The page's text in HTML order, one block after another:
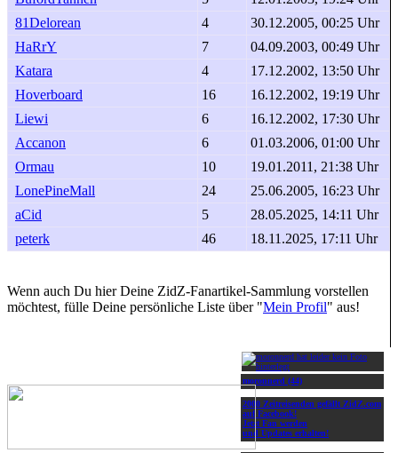
81Delorean
4
30.12.2005, 00:25 Uhr
HaRrY
7
04.09.2003, 00:49 Uhr
Katara
4
17.12.2002, 13:50 Uhr
Hoverboard
16
16.12.2002, 19:19 Uhr
Liewi
6
16.12.2002, 17:30 Uhr
Accanon
6
01.03.2006, 01:00 Uhr
Ormau
10
19.01.2011, 21:38 Uhr
LonePineMall
24
25.06.2005, 16:23 Uhr
aCid
5
28.05.2025, 14:11 Uhr
peterk
46 18.11.2025, 17:11 Uhr
Wenn auch Du hier Deine ZidZ-Fanartikel-Sammlung vorstellen
möchtest, fülle Deine persönliche Liste über "Mein Profil" aus!
moronnerd (44)
2000 Zeitreisenden gefällt ZidZ.com
auf Facebook!
Jetzt Fan werden
und Updates erhalten!